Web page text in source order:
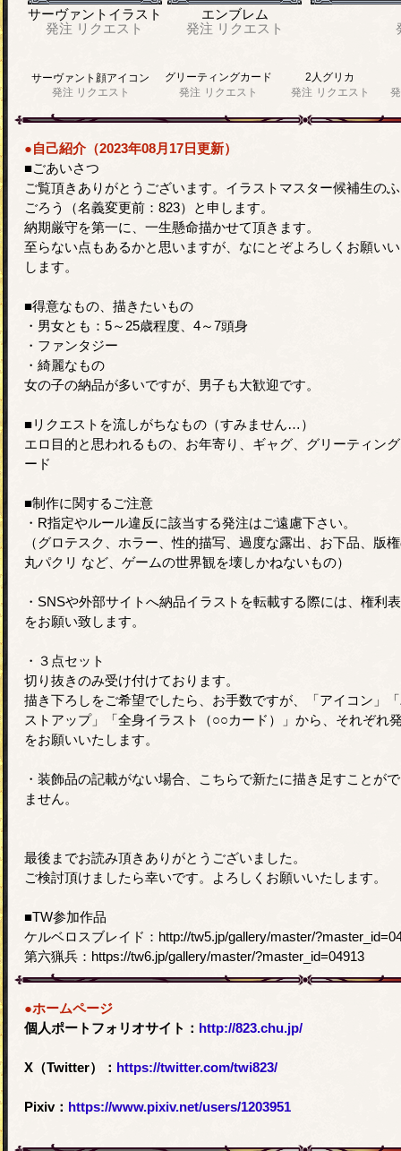
サーヴァントイラスト
発注 リクエスト
エンブレム
発注 リクエスト
サーヴァント顔アイコン
発注 リクエスト
グリーティングカード
発注 リクエスト
2人グリカ
発注 リクエスト
●自己紹介（2023年08月17日更新）
■ごあいさつ
ご覧頂きありがとうございます。イラストマスター候補生の
ごろう（名義変更前：823）と申します。
納期厳守を第一に、一生懸命描かせて頂きます。
至らない点もあるかと思いますが、なにとぞよろしくお願い
します。
■得意なもの、描きたいもの
・男女とも：5～25歳程度、4～7頭身
・ファンタジー
・綺麗なもの
女の子の納品が多いですが、男子も大歓迎です。
■リクエストを流しがちなもの（すみません…）
エロ目的と思われるもの、お年寄り、ギャグ、グリーティン
ード
■制作に関するご注意
・R指定やルール違反に該当する発注はご遠慮下さい。
（グロテスク、ホラー、性的描写、過度な露出、お下品、版
丸パクリ など、ゲームの世界観を壊しかねないもの）
・SNSや外部サイトへ納品イラストを転載する際には、権利
をお願い致します。
・３点セット
切り抜きのみ受け付けております。
描き下ろしをご希望でしたら、お手数ですが、「アイコン」
ストアップ」「全身イラスト（○○カード）」から、それぞれ
をお願いいたします。
・装飾品の記載がない場合、こちらで新たに描き足すことが
ません。
最後までお読み頂きありがとうございました。
ご検討頂けましたら幸いです。よろしくお願いいたします。
■TW参加作品
ケルベロスブレイド：http://tw5.jp/gallery/master/
第六猟兵：https://tw6.jp/gallery/master/?master_id=04913
●ホームページ
個人ポートフォリオサイト： http://823.chu.jp/
X（Twitter）： https://twitter.com/twi823/
Pixiv： https://www.pixiv.net/users/1203951